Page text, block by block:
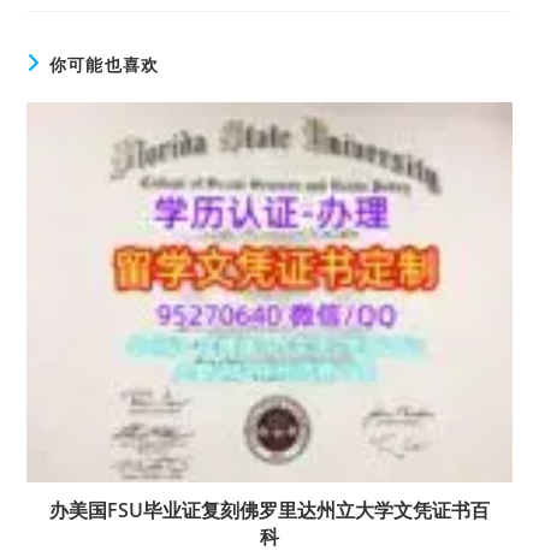
你可能也喜欢
办美国FSU毕业证复刻佛罗里达州立大学文凭证书百
科